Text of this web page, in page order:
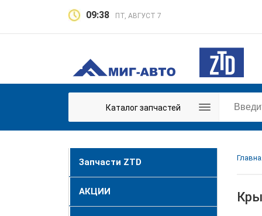
09:38 ПТ, АВГУСТ 7
Каталог запчастей
Запчасти ZTD
АКЦИИ